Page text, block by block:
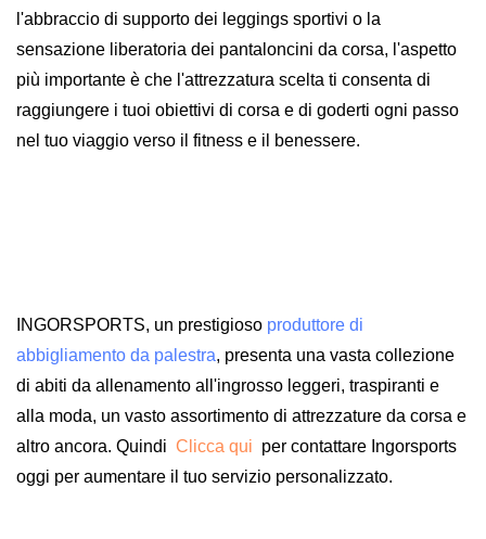
l'abbraccio di supporto dei leggings sportivi o la
sensazione liberatoria dei pantaloncini da corsa, l'aspetto
più importante è che l'attrezzatura scelta ti consenta di
raggiungere i tuoi obiettivi di corsa e di goderti ogni passo
nel tuo viaggio verso il fitness e il benessere.
INGORSPORTS, un prestigioso produttore di
abbigliamento da palestra, presenta una vasta collezione
di abiti da allenamento all'ingrosso leggeri, traspiranti e
alla moda, un vasto assortimento di attrezzature da corsa e
altro ancora. Quindi Clicca qui per contattare Ingorsports
oggi per aumentare il tuo servizio personalizzato.